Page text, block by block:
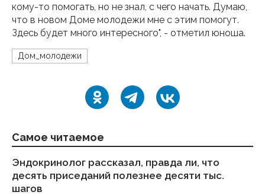
кому-то помогать, но не знал, с чего начать. Думаю,
что в новом Доме молодежи мне с этим помогут.
Здесь будет много интересного", - отметил юноша.
Дом_молодежи
Самое читаемое
Эндокринолог рассказал, правда ли, что
десять приседаний полезнее десяти тыс.
шагов